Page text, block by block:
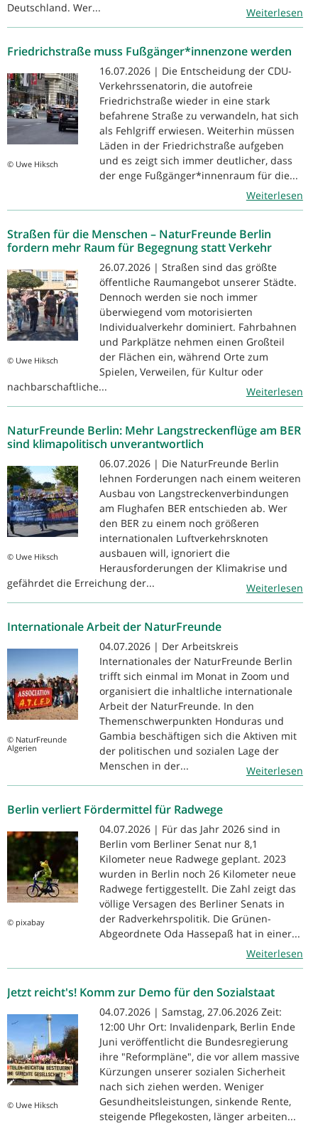
Deutschland. Wer... Weiterlesen
Friedrichstraße muss Fußgänger*innenzone werden
© Uwe Hiksch
16.07.2026 | Die Entscheidung der CDU-
Verkehrssenatorin, die autofreie
Friedrichstraße wieder in eine stark
befahrene Straße zu verwandeln, hat sich
als Fehlgriff erwiesen. Weiterhin müssen
Läden in der Friedrichstraße aufgeben
und es zeigt sich immer deutlicher, dass
der enge Fußgänger*innenraum für die...
Weiterlesen
Straßen für die Menschen – NaturFreunde Berlin
fordern mehr Raum für Begegnung statt Verkehr
© Uwe Hiksch
26.07.2026 | Straßen sind das größte
öffentliche Raumangebot unserer Städte.
Dennoch werden sie noch immer
überwiegend vom motorisierten
Individualverkehr dominiert. Fahrbahnen
und Parkplätze nehmen einen Großteil
der Flächen ein, während Orte zum
Spielen, Verweilen, für Kultur oder
nachbarschaftliche...
Weiterlesen
NaturFreunde Berlin: Mehr Langstreckenflüge am BER
sind klimapolitisch unverantwortlich
© Uwe Hiksch
06.07.2026 | Die NaturFreunde Berlin
lehnen Forderungen nach einem weiteren
Ausbau von Langstreckenverbindungen
am Flughafen BER entschieden ab. Wer
den BER zu einem noch größeren
internationalen Luftverkehrsknoten
ausbauen will, ignoriert die
Herausforderungen der Klimakrise und
gefährdet die Erreichung der...
Weiterlesen
Internationale Arbeit der NaturFreunde
© NaturFreunde
Algerien
04.07.2026 | Der Arbeitskreis
Internationales der NaturFreunde Berlin
trifft sich einmal im Monat in Zoom und
organisiert die inhaltliche internationale
Arbeit der NaturFreunde. In den
Themenschwerpunkten Honduras und
Gambia beschäftigen sich die Aktiven mit
der politischen und sozialen Lage der
Menschen in der...
Weiterlesen
Berlin verliert Fördermittel für Radwege
© pixabay
04.07.2026 | Für das Jahr 2026 sind in
Berlin vom Berliner Senat nur 8,1
Kilometer neue Radwege geplant. 2023
wurden in Berlin noch 26 Kilometer neue
Radwege fertiggestellt. Die Zahl zeigt das
völlige Versagen des Berliner Senats in
der Radverkehrspolitik. Die Grünen-
Abgeordnete Oda Hassepaß hat in einer...
Weiterlesen
Jetzt reicht's! Komm zur Demo für den Sozialstaat
© Uwe Hiksch
04.07.2026 | Samstag, 27.06.2026 Zeit:
12:00 Uhr Ort: Invalidenpark, Berlin Ende
Juni veröffentlicht die Bundesregierung
ihre "Reformpläne", die vor allem massive
Kürzungen unserer sozialen Sicherheit
nach sich ziehen werden. Weniger
Gesundheitsleistungen, sinkende Rente,
steigende Pflegekosten, länger arbeiten...